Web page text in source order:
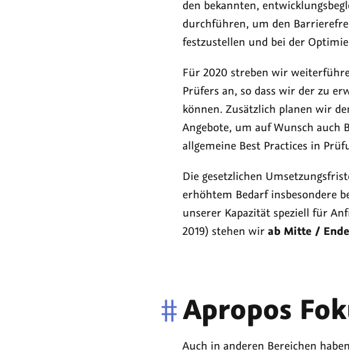
den bekannten,
durchführen, um den
festzustellen und bei der
Für 2020 streben wir
Prüfers an, so dass wir der zu
können. Zusätzlich planen wir
Angebote, um auf Wunsch auch
allgemeine Best Practices in
Die gesetzlichen
erhöhtem Bedarf insbesondere
unserer Kapazität speziell für
2019) stehen wir ab Mitte /
#Apropos
Auch in anderen Bereichen